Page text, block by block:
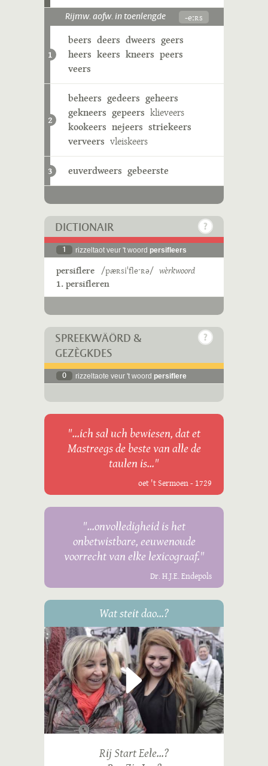
Rijmw. aofw. in toenlengde -eːʀs
1
beers deers dweers geers
heers keers kneers peers
veers
2
beheers gedeers geheers
gekneers gepeers klieveers
kookeers nejeers striekeers
verveers vleiskeers
3 euverdweers gebeerste
DICTIONAIR
1 rizzeltaot veur 't woord persifleers
persiflere /pæʀsiˈfleˑʀə/ wèrkwoord
1. persifleren
SPREEKWÄÖRD &
GEZÈGKDES
0 rizzeltaote veur 't woord persiflere
"...ich sal uch bewiesen, dat et
Mastreegs de beste van alle de
taulen is..."
oet 't Sermoen - 1729
"...onvolledigheid is het
onbetwistbare, eeuwenoude
voorrecht van elke lexicograaf."
Dr. H.J.E. Endepols
Wat steit dao...?
Rij Start Eele...?